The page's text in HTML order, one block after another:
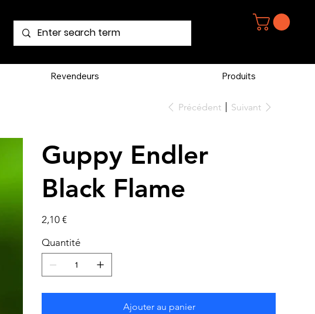
Revendeurs Produits
Précédent Suivant
Guppy Endler
Black Flame
2,10 €
Quantité
Ajouter au panier